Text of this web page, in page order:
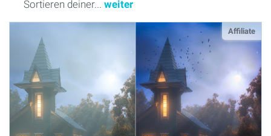
Sortieren deiner... weiter
Affiliate